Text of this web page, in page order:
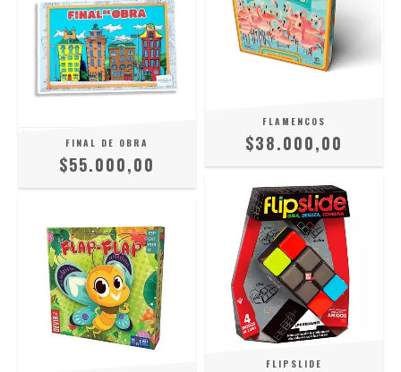
FINAL DE OBRA
$55.000,00
FLAMENCOS
$38.000,00
FLIPSLIDE